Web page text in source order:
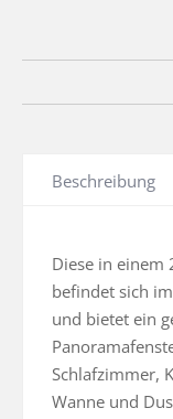
Beschreibung
Diese in einem
befindet sich
und bietet ein
Schlafzimmer,
Wanne und